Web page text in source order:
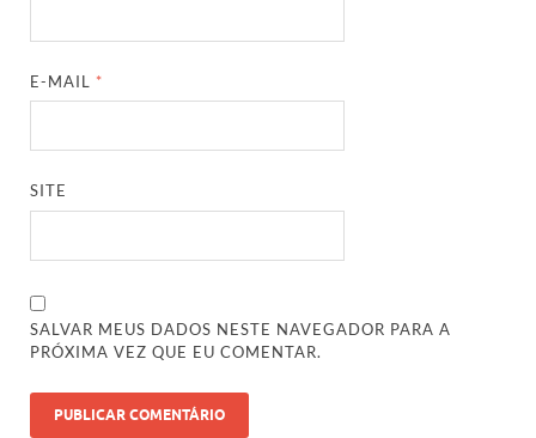
E-MAIL *
SITE
SALVAR MEUS DADOS NESTE NAVEGADOR PARA A
PRÓXIMA VEZ QUE EU COMENTAR.